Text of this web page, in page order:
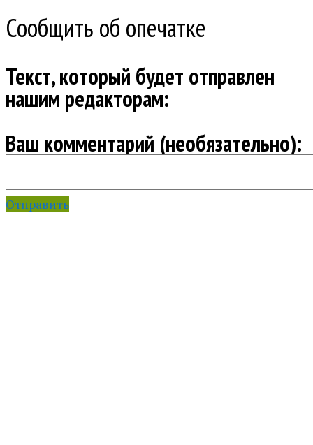
Сообщить об опечатке
Текст, который будет отправлен
нашим редакторам:
Ваш комментарий (необязательно):
Отправить